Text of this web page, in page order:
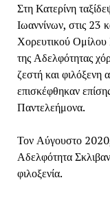
Στη Κατερίνη
Ιωαννίνων, στις 23
Χορευτικού
της Αδελφότητας
ζεστή και φιλόξενη
επισκέφθηκαν
Παντελεήμονα.
Τον Αύγουστο 2020,
Αδελφότητα
φιλοξενία.